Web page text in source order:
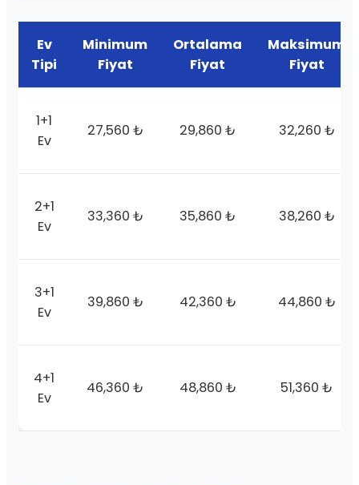
Ev
Tipi
Minimum
Fiyat
Ortalama
Fiyat
Maksimum
Fiyat
1+1
Ev
27,560 ₺ 29,860 ₺ 32,260 ₺
2+1
Ev
33,360 ₺ 35,860 ₺ 38,260 ₺
3+1
Ev
39,860 ₺ 42,360 ₺ 44,860 ₺
4+1
Ev
46,360 ₺ 48,860 ₺ 51,360 ₺